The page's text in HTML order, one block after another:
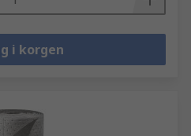
för spillkontroll
i en hälsosam
element för
i korgen